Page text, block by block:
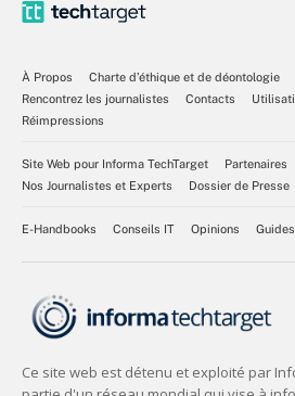
À Propos
Charte d’éthique et de déontologie
Rencontrez les journalistes
Contacts
Réimpressions
Site Web pour Informa TechTarget Partenaires
Nos Journalistes et Experts
Dossier de Presse
E-Handbooks Conseils IT Opinions